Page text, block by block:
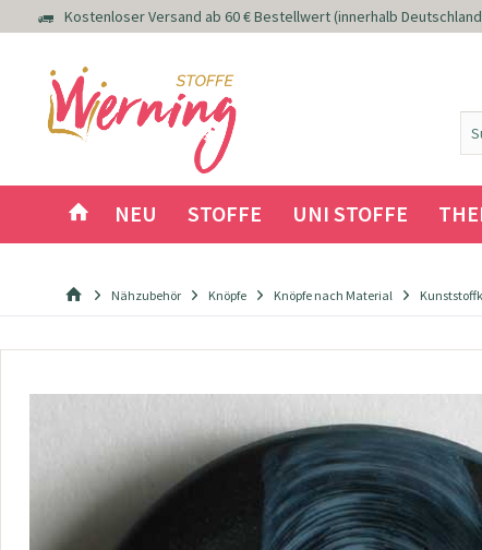
Kostenloser Versand ab 60 € Bestellwert (innerhalb
NEU STOFFE UNI STOFFE
Nähzubehör Knöpfe Knöpfe nach Material